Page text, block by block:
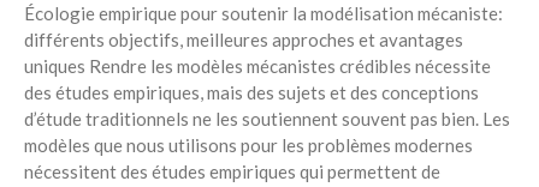
Écologie empirique pour soutenir la modélisation mécaniste:
différents objectifs, meilleures approches et avantages
uniques Rendre les modèles mécanistes crédibles nécessite
des études empiriques, mais des sujets et des conceptions
d’étude traditionnels ne les soutiennent souvent pas bien. Les
modèles que nous utilisons pour les problèmes modernes
nécessitent des études empiriques qui permettent de